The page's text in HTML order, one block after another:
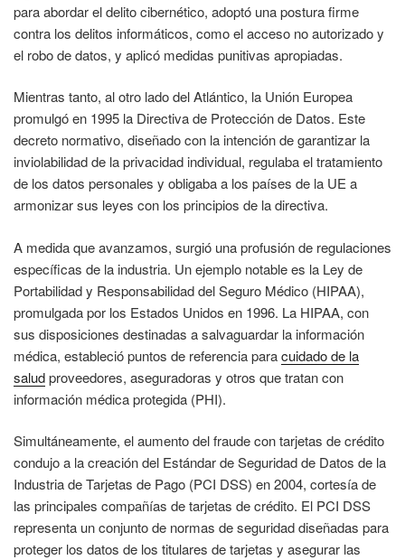
para abordar el delito cibernético, adoptó una postura firme
contra los delitos informáticos, como el acceso no autorizado y
el robo de datos, y aplicó medidas punitivas apropiadas.
Mientras tanto, al otro lado del Atlántico, la Unión Europea
promulgó en 1995 la Directiva de Protección de Datos. Este
decreto normativo, diseñado con la intención de garantizar la
inviolabilidad de la privacidad individual, regulaba el tratamiento
de los datos personales y obligaba a los países de la UE a
armonizar sus leyes con los principios de la directiva.
A medida que avanzamos, surgió una profusión de regulaciones
específicas de la industria. Un ejemplo notable es la Ley de
Portabilidad y Responsabilidad del Seguro Médico (HIPAA),
promulgada por los Estados Unidos en 1996. La HIPAA, con
sus disposiciones destinadas a salvaguardar la información
médica, estableció puntos de referencia paracuidado de la
saludproveedores, aseguradoras y otros que tratan con
información médica protegida (PHI).
Simultáneamente, el aumento del fraude con tarjetas de crédito
condujo a la creación del Estándar de Seguridad de Datos de la
Industria de Tarjetas de Pago (PCI DSS) en 2004, cortesía de
las principales compañías de tarjetas de crédito. El PCI DSS
representa un conjunto de normas de seguridad diseñadas para
proteger los datos de los titulares de tarjetas y asegurar las